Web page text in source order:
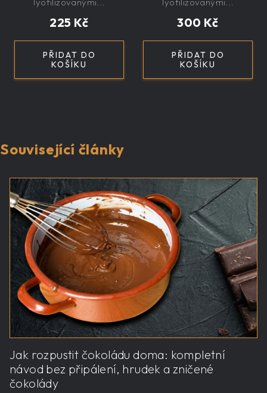
225 Kč
PŘIDAT DO
KOŠÍKU
300 Kč
PŘIDAT DO
KOŠÍKU
Související články
Jak rozpustit čokoládu doma: kompletní
návod bez připálení, hrudek a zničené
čokolády